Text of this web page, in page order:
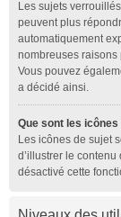
Les sujets
peuvent plus
automatiquement
nombreuses raisons
Vous pouvez
a décidé ainsi.
Que sont les icônes
Les icônes de sujet
d’illustrer le contenu
désactivé cette